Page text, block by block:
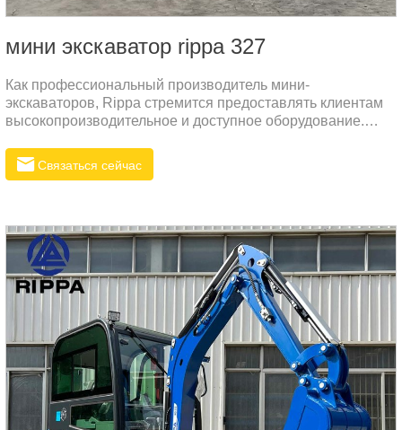
мини экскаватор rippa 327
Как профессиональный производитель мини-
экскаваторов, Rippa стремится предоставлять клиентам
высокопроизводительное и доступное оборудование.
конкурентов в технологиях, но и обеспечивает клиентам
значительные ценовые преимущества благодаря модели
сложным условиям работы.
Связаться сейчас